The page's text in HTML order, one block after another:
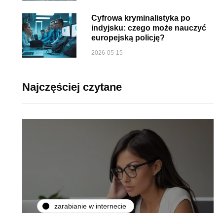
Cyfrowa kryminalistyka po
indyjsku: czego może nauczyć
europejską policję?
2026-05-15
Najczęściej czytane
zarabianie w internecie